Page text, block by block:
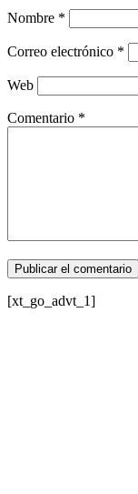
Nombre *
Correo electrónico *
Web
Comentario *
[xt_go_advt_1]